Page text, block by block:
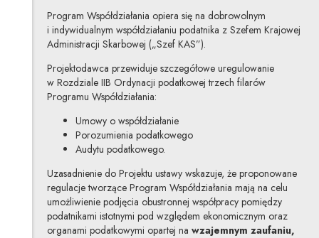
Program Współdziałania opiera się na dobrowolnym
i indywidualnym współdziałaniu podatnika z Szefem Krajowej
Administracji Skarbowej („Szef KAS”).
Projektodawca przewiduje szczegółowe uregulowanie
w Rozdziale IIB Ordynacji podatkowej trzech filarów
Programu Współdziałania:
Umowy o współdziałanie
Porozumienia podatkowego
Audytu podatkowego.
Uzasadnienie do Projektu ustawy wskazuje, że proponowane
regulacje tworzące Program Współdziałania mają na celu
umożliwienie podjęcia obustronnej współpracy pomiędzy
podatnikami istotnymi pod względem ekonomicznym oraz
organami podatkowymi opartej na wzajemnym zaufaniu,